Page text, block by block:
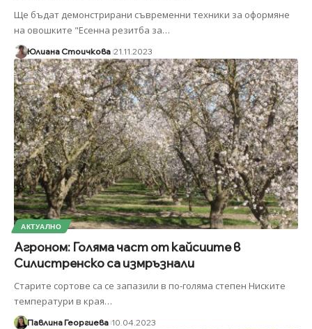
Ще бъдат демонстрирани съвременни техники за оформяне
на овошките "Есенна резитба за…
Юлиана Стоичкова 21.11.2023
АКТУАЛНО
Агроном: Голяма част от кайсиите в
Силистренско са измръзнали
Старите сортове са се запазили в по-голяма степен Ниските
температури в края…
Павлина Георгиева 10.04.2023